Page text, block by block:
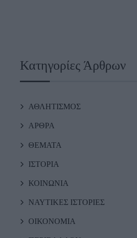
Κατηγορίες Άρθρων
ΑΘΛΗΤΙΣΜΟΣ
ΑΡΘΡΑ
ΘΕΜΑΤΑ
ΙΣΤΟΡΙΑ
ΚΟΙΝΩΝΙΑ
ΝΑΥΤΙΚΕΣ ΙΣΤΟΡΙΕΣ
ΟΙΚΟΝΟΜΙΑ